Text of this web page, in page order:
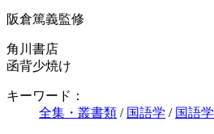
阪倉篤義監修
角川書店
函背少焼け
キーワード：
全集・叢書類 / 国語学 / 国語学